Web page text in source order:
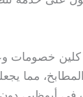
كلين خصومات
مما